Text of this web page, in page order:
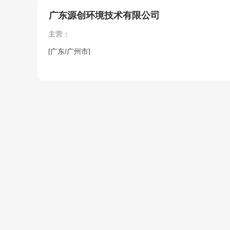
广东源创环境技术有限公司
主营：
[广东/广州市]